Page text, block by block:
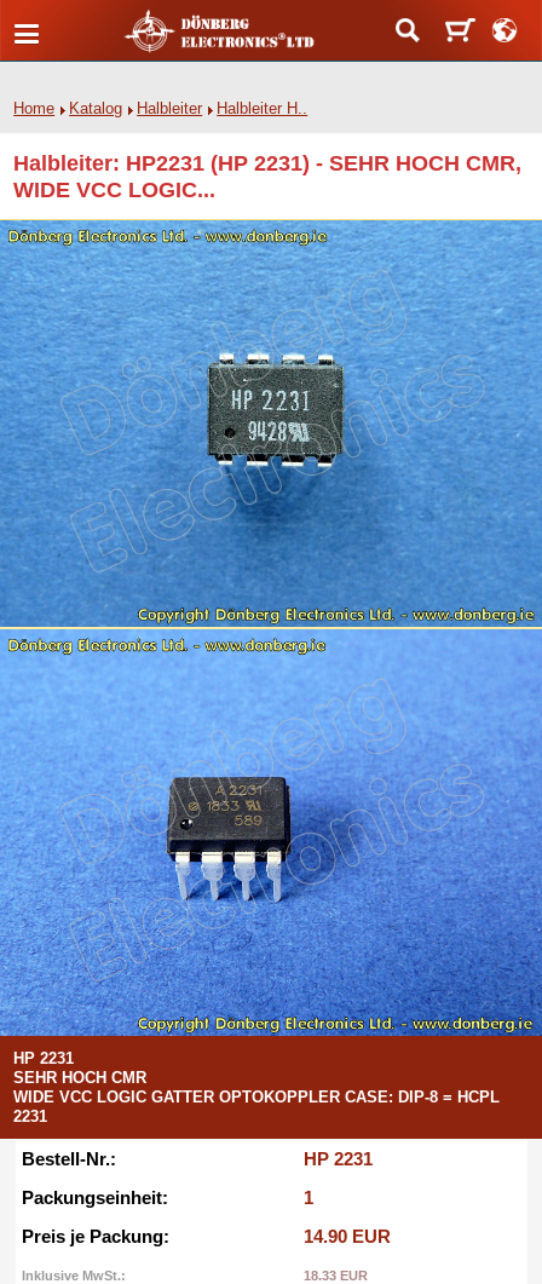
Home Katalog Halbleiter Halbleiter H..
Halbleiter: HP2231 (HP 2231) - SEHR HOCH CMR,
WIDE VCC LOGIC...
HP 2231
SEHR HOCH CMR
WIDE VCC LOGIC GATTER OPTOKOPPLER CASE: DIP-8 = HCPL
2231
Bestell-Nr.:
HP 2231
Packungseinheit:
1
Preis je Packung:
14.90 EUR
Inklusive MwSt.: 18.33 EUR